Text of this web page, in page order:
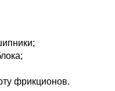
фрикционов.